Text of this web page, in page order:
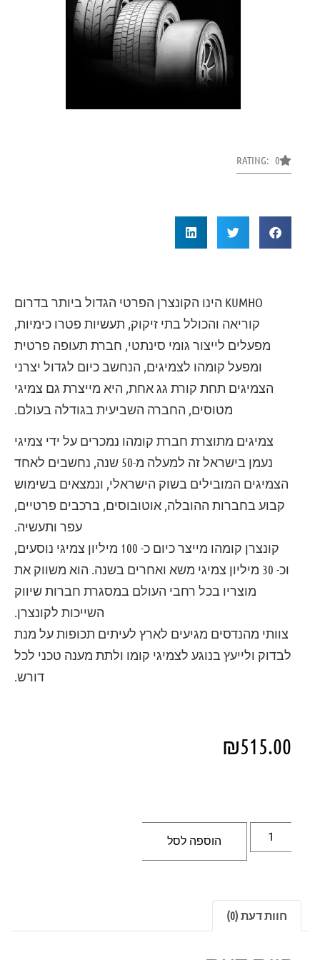
RATING: 0
KUMHOהינו הקונצרן הפרטי הגדול ביותר בדרום
קוריאה והכולל בתי זיקוק, תעשיות פטרו כימיות,
מפעלים לייצור גומי סינתטי, חברת תעופה פרטית
ומפעל קומהו לצמיגים, הנחשב כיום לגדול יצרני
הצמיגים תחת קורת גג אחת, היא מייצרת גם צמיגי
מטוסים, החברה השביעית בגודלה בעולם.
צמיגים מתוצרת חברת קומהו נמכרים על ידי צמיגי
נעמן
בישראל זה למעלה מ-50 שנה, נחשבים לאחד
הצמיגים המובילים בשוק הישראלי, ונמצאים בשימוש
קבוע בחברות ההובלה, אוטובוסים, ברכבים פרטיים,
עפר ותעשיה.
קונצרן קומהו מייצר כיום כ- 100 מיליון צמיגי נוסעים,
וכ- 30 מיליון צמיגי משא ואחרים בשנה. הוא משווק את
מוצריו בכל רחבי העולם במסגרת חברות שיווק
השייכות לקונצרן.
צוותי מהנדסים מגיעים לארץ לעיתים תכופות על מנת
לבדוק ולייעץ בנוגע לצמיגי קומו ולתת מענה טכני לכל
דורש.
₪515.00
הוספה לסל
חוות דעת (0)